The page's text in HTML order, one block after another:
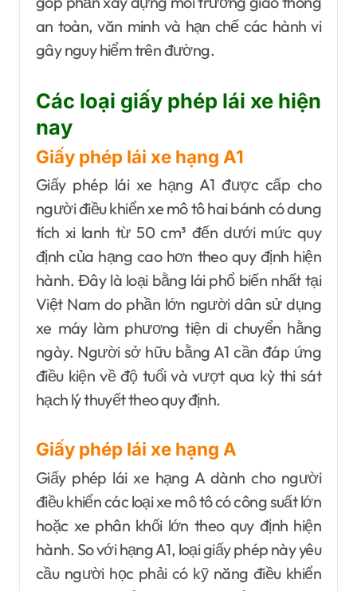
an toàn, văn minh và hạn chế các hành vi
gây nguy hiểm trên đường.
Các loại giấy phép lái xe hiện
nay
Giấy phép lái xe hạng A1
Giấy phép lái xe hạng A1 được cấp cho
người điều khiển xe mô tô hai bánh có dung
tích xi lanh từ 50 cm³ đến dưới mức quy
định của hạng cao hơn theo quy định hiện
hành. Đây là loại bằng lái phổ biến nhất tại
Việt Nam do phần lớn người dân sử dụng
xe máy làm phương tiện di chuyển hằng
ngày. Người sở hữu bằng A1 cần đáp ứng
điều kiện về độ tuổi và vượt qua kỳ thi sát
hạch lý thuyết theo quy định.
Giấy phép lái xe hạng A
Giấy phép lái xe hạng A dành cho người
điều khiển các loại xe mô tô có công suất lớn
hoặc xe phân khối lớn theo quy định hiện
hành. So với hạng A1, loại giấy phép này yêu
cầu người học phải có kỹ năng điều khiển